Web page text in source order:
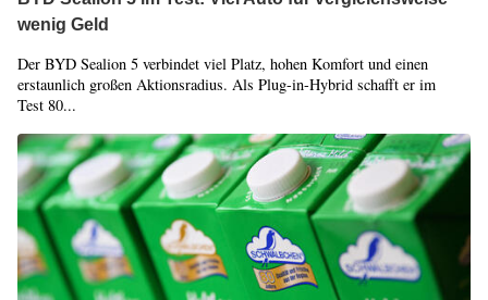
wenig Geld
Der BYD Sealion 5 verbindet viel Platz, hohen Komfort und einen
erstaunlich großen Aktionsradius. Als Plug-in-Hybrid schafft er im
Test 80...